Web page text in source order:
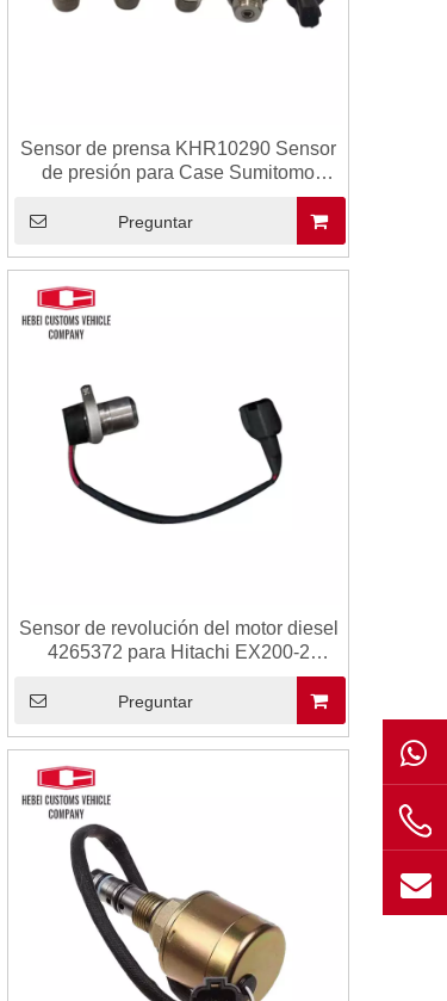
Sensor de prensa KHR10290 Sensor
de presión para Case Sumitomo
SH240-5 SH210-5 SH200 210x2
Fabricante de repuestos de
Preguntar
Sensor de revolución del motor diesel
4265372 para Hitachi EX200-2
Preguntar